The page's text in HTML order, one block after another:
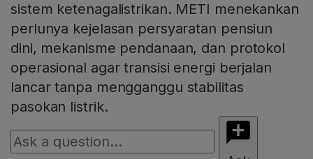
sistem ketenagalistrikan. METI menekankan
perlunya kejelasan persyaratan pensiun
dini, mekanisme pendanaan, dan protokol
operasional agar transisi energi berjalan
lancar tanpa mengganggu stabilitas
pasokan listrik.